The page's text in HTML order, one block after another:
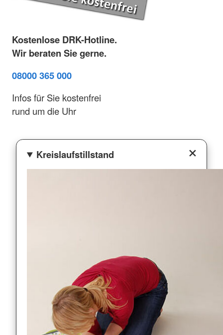
Kostenlose DRK-Hotline.
Wir beraten Sie gerne.
08000 365 000
Infos für Sie kostenfrei
rund um die Uhr
Kreislaufstillstand